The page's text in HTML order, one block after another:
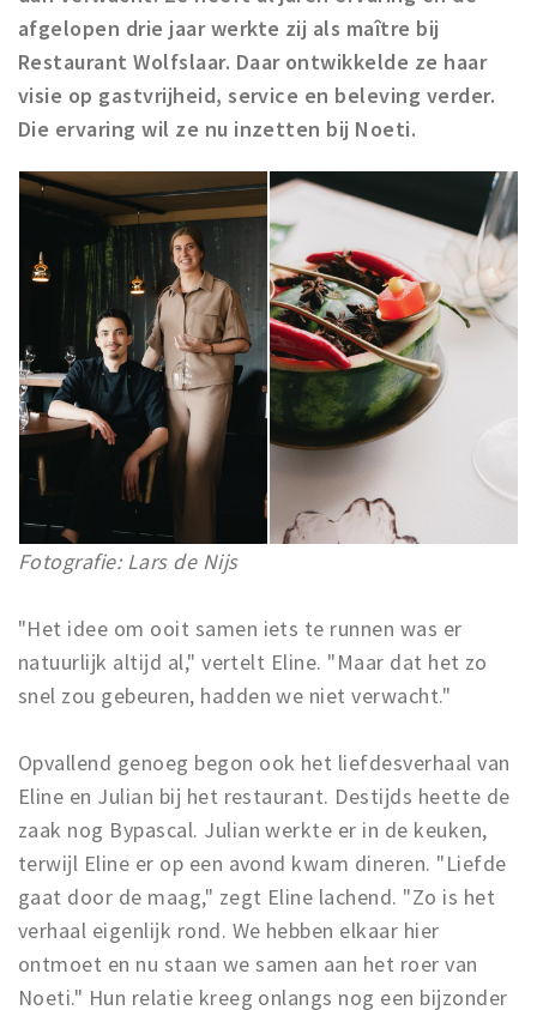
Sport
Nieuws
Bezienswaardigheden
Musea, theaters & podia
Uitjes & activiteiten
Studentenroutes
Natuurgebieden
Party pics
Eten
Drinken
Recreatief
Winkelgebieden
Deals
Parkeren
Inloggen
afgelopen drie jaar werkte zij als maître bij
Restaurant Wolfslaar. Daar ontwikkelde ze haar
visie op gastvrijheid, service en beleving verder.
Die ervaring wil ze nu inzetten bij Noeti.
Fotografie: Lars de Nijs
"Het idee om ooit samen iets te runnen was er
natuurlijk altijd al," vertelt Eline. "Maar dat het zo
snel zou gebeuren, hadden we niet verwacht."
Opvallend genoeg begon ook het liefdesverhaal van
Eline en Julian bij het restaurant. Destijds heette de
zaak nog Bypascal. Julian werkte er in de keuken,
terwijl Eline er op een avond kwam dineren. "Liefde
gaat door de maag," zegt Eline lachend. "Zo is het
verhaal eigenlijk rond. We hebben elkaar hier
ontmoet en nu staan we samen aan het roer van
Noeti." Hun relatie kreeg onlangs nog een bijzonder